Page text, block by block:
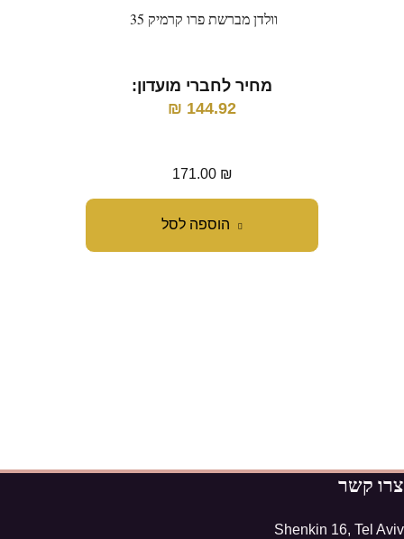
הוספה לסל
וולדן מברשת פרו קרמיק 35
מחיר לחברי מועדון:
144.92
₪
171.00 ₪
צרו קשר
Shenkin 16, Tel Aviv